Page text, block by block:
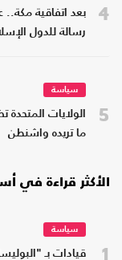
4
بعد اتفاقية
رسالة للدول
5
سياسة
الولايات
ما تريده واشنطن
الأكثر قراءة في
1
سياسة
قيادات بـ